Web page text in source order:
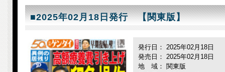
■2025年02月18日発行 【関東版】
発行日： 2025年02月18日
発売日： 2025年02月18日
地 域： 関東版